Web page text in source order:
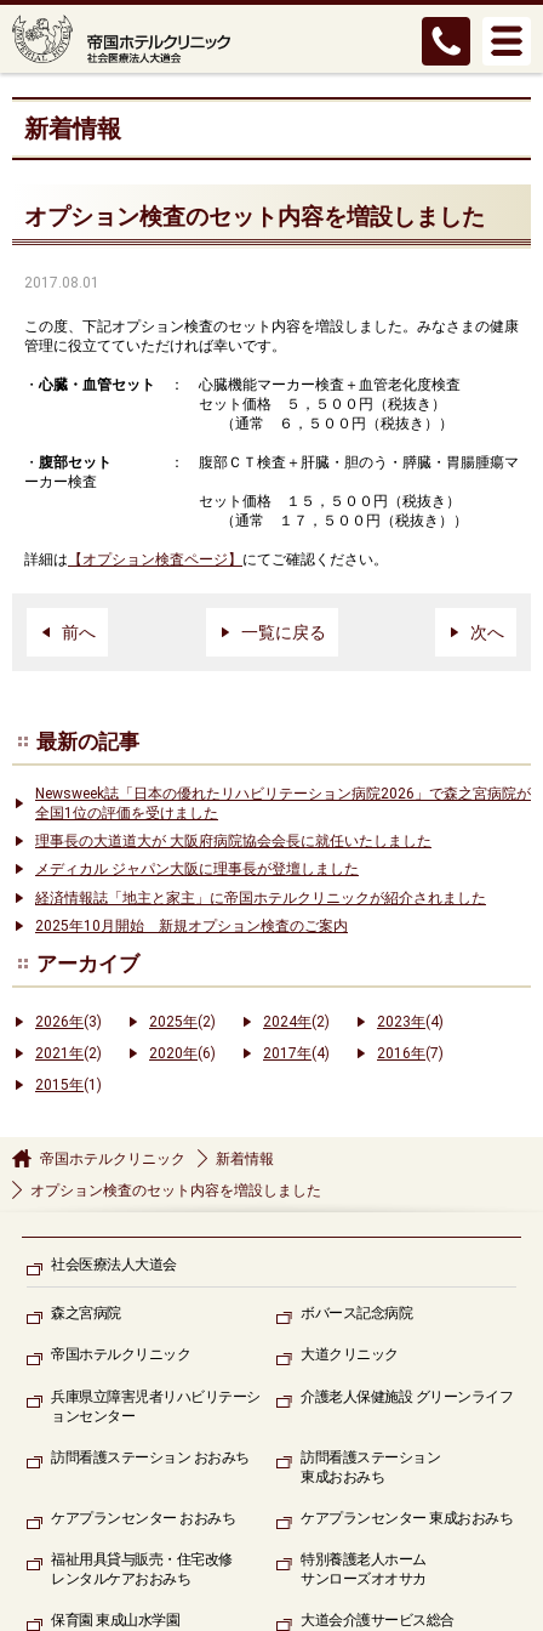
新着情報
オプション検査のセット内容を増設しました
2017.08.01
この度、下記オプション検査のセット内容を増設しました。みなさまの健康
管理に役立てていただければ幸いです。
・心臓・血管セット
： 心臓機能マーカー検査＋血管老化度検査
セット価格 ５，５００円（税抜き）
（通常 ６，５００円（税抜き））
・ 腹部セット
： 腹部ＣＴ検査＋肝臓・胆のう・膵臓・胃腸腫瘍マ
ーカー検査
セット価格 １５，５００円（税抜き）
（通常 １７，５００円（税抜き））
詳細は 【オプション検査ページ】 にてご確認ください。
前へ 一覧に戻る 次へ
最新の記事
Newsweek誌「日本の優れたリハビリテーション病院2026」で森之宮病院が
全国1位の評価を受けました
理事長の大道道大が 大阪府病院協会会長に就任いたしました
メディカル ジャパン大阪に理事長が登壇しました
経済情報誌「地主と家主」に帝国ホテルクリニックが紹介されました
2025年10月開始 新規オプション検査のご案内
アーカイブ
2026年(3) 2025年(2) 2024年(2) 2023年(4)
2021年(2) 2020年(6) 2017年(4) 2016年(7)
2015年(1)
帝国ホテルクリニック
新着情報
オプション検査のセット内容を増設しました
社会医療法人大道会
森之宮病院 ボバース記念病院
帝国ホテルクリニック 大道クリニック
兵庫県立障害児者リハビリテーシ
ョンセンター
介護老人保健施設 グリーンライフ
訪問看護ステーション おおみち
訪問看護ステーション
東成おおみち
ケアプランセンター おおみち ケアプランセンター東成おおみち
福祉用具貸与販売・住宅改修
レンタルケアおおみち
特別養護老人ホーム
サンローズオオサカ
保育園東成山水学園 大道会介護サービス総合